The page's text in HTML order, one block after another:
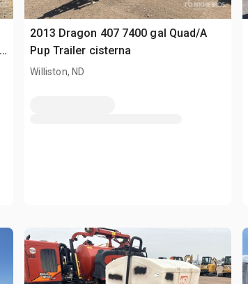
2013 Dragon 407 7400 gal Quad/A
Pup Trailer cisterna
Williston, ND